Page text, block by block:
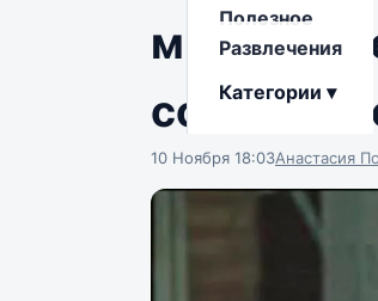
Полезное
Развлечения
Категории ▾
10 Ноября 18:03Анастасия